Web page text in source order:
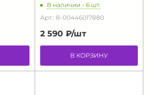
В наличии - 6 шт.
Арт.: 8-00446017880
2 590 ₽/шт
В КОРЗИНУ